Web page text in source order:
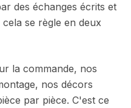
des échanges écrits et
se règle en deux
la commande, nos
nos décors
par pièce. C'est ce